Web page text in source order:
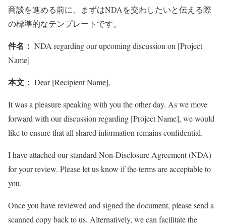
商談を進める前に、まずはNDAを交わしたいと伝える際
の標準的なテンプレートです。
件名： NDA regarding our upcoming discussion on [Project
Name]
本文： Dear [Recipient Name],
It was a pleasure speaking with you the other day. As we move
forward with our discussion regarding [Project Name], we would
like to ensure that all shared information remains confidential.
I have attached our standard Non-Disclosure Agreement (NDA)
for your review. Please let us know if the terms are acceptable to
you.
Once you have reviewed and signed the document, please send a
scanned copy back to us. Alternatively, we can facilitate the